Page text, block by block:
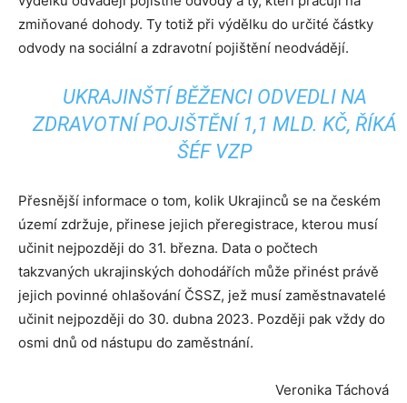
zmiňované dohody. Ty totiž při výdělku do určité částky
odvody na sociální a zdravotní pojištění neodvádějí.
UKRAJINŠTÍ BĚŽENCI ODVEDLI NA
ZDRAVOTNÍ POJIŠTĚNÍ 1,1 MLD. KČ, ŘÍKÁ
ŠÉF VZP
Přesnější informace o tom, kolik Ukrajinců se na českém
území zdržuje, přinese jejich přeregistrace, kterou musí
učinit nejpozději do 31. března. Data o počtech
takzvaných ukrajinských dohodářích může přinést právě
jejich povinné ohlašování ČSSZ, jež musí zaměstnavatelé
učinit nejpozději do 30. dubna 2023. Později pak vždy do
osmi dnů od nástupu do zaměstnání.
Veronika Táchová